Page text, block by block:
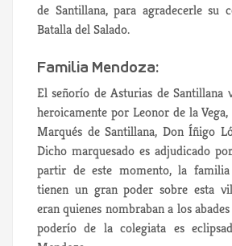
de Santillana, para agradecerle su
Batalla del Salado.
Familia Mendoza:
El señorío de Asturias de Santillana
heroicamente por Leonor de la
Marqués de Santillana, Don Íñigo
Dicho marquesado es adjudicado
partir de este momento, la
tienen un gran poder sobre esta
eran quienes nombraban a los
poderío de la colegiata es